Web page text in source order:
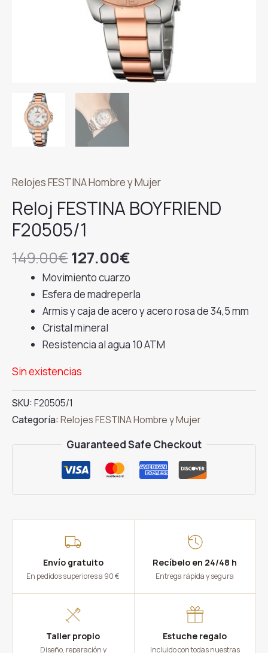
Relojes FESTINA Hombre y Mujer
Reloj FESTINA BOYFRIEND
F20505/1
149.00€El
precio
original
era:
149.00€.
127.00€
actual
es:
127.00€.
Movimiento cuarzo
Esfera de madreperla
Armis y caja de acero y acero rosa de 34,5 mm
Cristal mineral
Resistencia al agua 10 ATM
Sin existencias
SKU:F20505/1
Categoría:Relojes FESTINA Hombre y Mujer
Guaranteed Safe Checkout
Envío gratuito
En pedidos superiores a 90 €
Recíbelo en 24/48 h
Entrega rápida y segura
Taller propio
Diseño, reparación y
Estuche regalo
Incluido con todas nuestras